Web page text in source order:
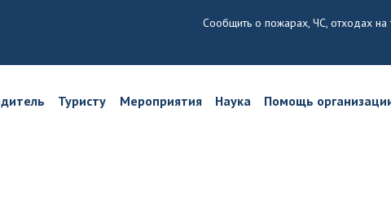
Сообщить о пожарах, ЧС, отходах
Туристу Мероприятия Наука Помощь